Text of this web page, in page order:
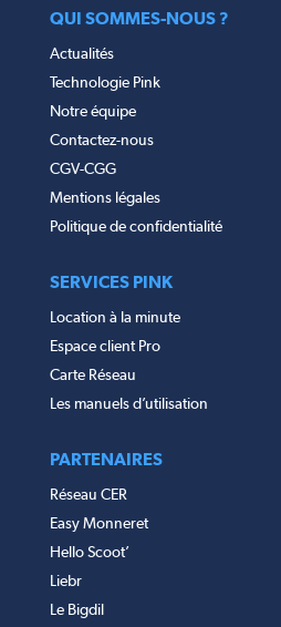
QUI SOMMES-NOUS ?
Actualités
Technologie Pink
Notre équipe
Contactez-nous
CGV-CGG
Mentions légales
Politique de confidentialité
SERVICES PINK
Location à la minute
Espace client Pro
Carte Réseau
Les manuels d’utilisation
PARTENAIRES
Réseau CER
Easy Monneret
Hello Scoot’
Liebr
Le Bigdil